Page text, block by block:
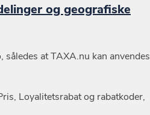
og geografiske
at TAXA.nu kan anvendes
Loyalitetsrabat og rabatkoder,